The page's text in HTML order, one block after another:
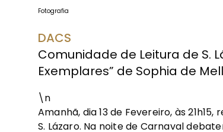
Fotografia
DACS
Comunidade de Leitura de S.
Exemplares” de Sophia de
\n
Amanhã, dia 13 de Fevereiro, às
S. Lázaro. Na noite de Carnaval